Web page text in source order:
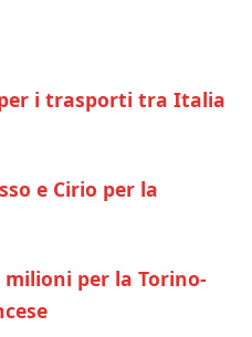
i trasporti tra Italia
e Cirio per la
milioni per la Torino-